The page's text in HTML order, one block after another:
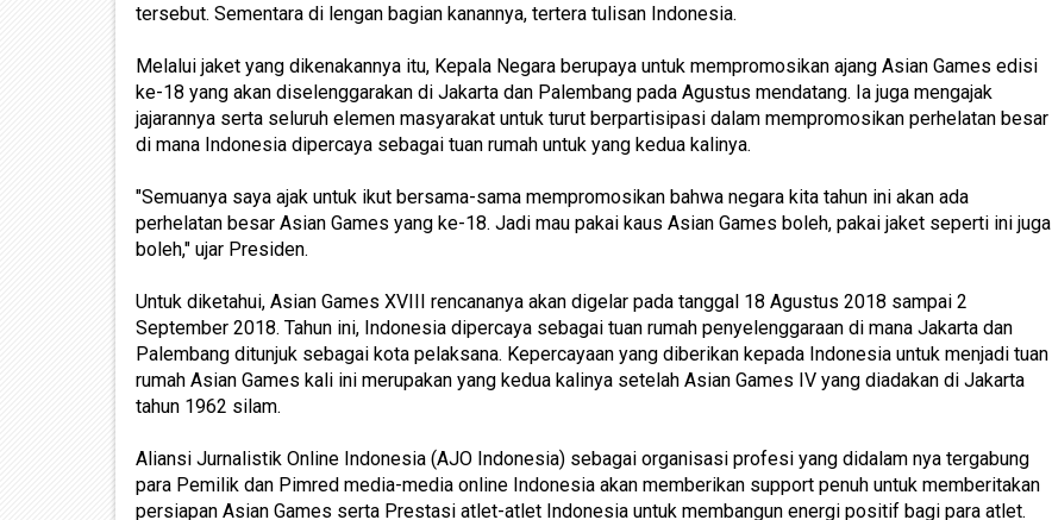
tersebut. Sementara di lengan bagian kanannya, tertera tulisan Indonesia.
Melalui jaket yang dikenakannya itu, Kepala Negara berupaya untuk mempromosikan ajang Asian Games edisi
ke-18 yang akan diselenggarakan di Jakarta dan Palembang pada Agustus mendatang. Ia juga mengajak
jajarannya serta seluruh elemen masyarakat untuk turut berpartisipasi dalam mempromosikan perhelatan besar
di mana Indonesia dipercaya sebagai tuan rumah untuk yang kedua kalinya.
"Semuanya saya ajak untuk ikut bersama-sama mempromosikan bahwa negara kita tahun ini akan ada
perhelatan besar Asian Games yang ke-18. Jadi mau pakai kaus Asian Games boleh, pakai jaket seperti ini juga
boleh," ujar Presiden.
Untuk diketahui, Asian Games XVIII rencananya akan digelar pada tanggal 18 Agustus 2018 sampai 2
September 2018. Tahun ini, Indonesia dipercaya sebagai tuan rumah penyelenggaraan di mana Jakarta dan
Palembang ditunjuk sebagai kota pelaksana. Kepercayaan yang diberikan kepada Indonesia untuk menjadi tuan
rumah Asian Games kali ini merupakan yang kedua kalinya setelah Asian Games IV yang diadakan di Jakarta
tahun 1962 silam.
Aliansi Jurnalistik Online Indonesia (AJO Indonesia) sebagai organisasi profesi yang didalam nya tergabung
para Pemilik dan Pimred media-media online Indonesia akan memberikan support penuh untuk memberitakan
persiapan Asian Games serta Prestasi atlet-atlet Indonesia untuk membangun energi positif bagi para atlet.